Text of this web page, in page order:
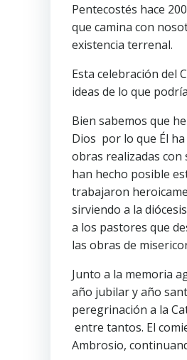
Pentecostés hace
que camina con
existencia terrenal.
Esta celebración del
ideas de lo que
Bien sabemos que
Dios por lo que Él
obras realizadas
han hecho posible
trabajaron
sirviendo a la
a los pastores que
las obras de
Junto a la memoria
año jubilar y año
peregrinación a la
entre tantos. El
Ambrosio,